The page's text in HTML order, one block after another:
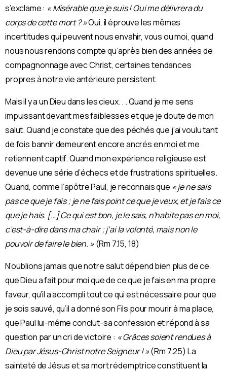
s’exclame : « Misérable que je suis ! Qui me délivrera du
corps de cette mort ? »Oui, il éprouve les mêmes
incertitudes qui peuvent nous envahir, vous ou moi, quand
nous nous rendons compte qu’après bien des années de
compagnonnage avec Christ, certaines tendances
propres à notre vie antérieure persistent.
Mais il y a un Dieu dans les cieux. . . Quand je me sens
impuissant devant mes faiblesses et que je doute de mon
salut. Quand je constate que des péchés que j’ai voulu tant
de fois bannir demeurent encore ancrés en moi et me
retiennent captif. Quand mon expérience religieuse est
devenue une série d’échecs et de frustrations spirituelles.
Quand, comme l’apôtre Paul, je reconnais que « je ne sais
pas ce que je fais ; je ne fais point ce que je veux, et je fais ce
que je hais. […] Ce qui est bon, je le sais, n’habite pas en moi,
c’est-à-dire dans ma chair ; j’ai la volonté, mais non le
pouvoir de faire le bien. »(Rm 7.15, 18)
N’oublions jamais que notre salut dépend bien plus de ce
que Dieu a fait pour moi que de ce que je fais en ma propre
faveur, qu’il a accompli tout ce qui est nécessaire pour que
je sois sauvé, qu’il a donné son Fils pour mourir à ma place,
que Paul lui-même conclut-sa confession et répond à sa
question par un cri de victoire : « Grâces soient rendues à
Dieu par Jésus-Christ notre Seigneur ! »(Rm 7.25) La
sainteté de Jésus et sa mort rédemptrice constituent la